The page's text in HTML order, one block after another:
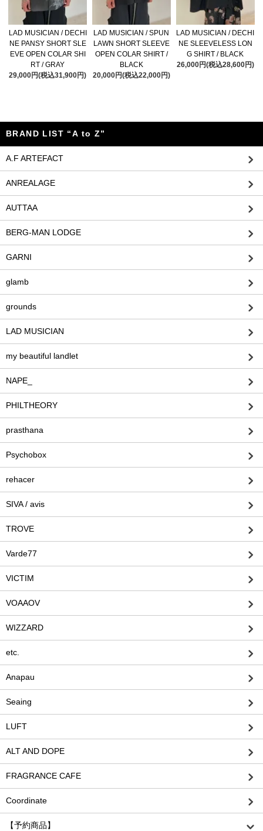
LAD MUSICIAN / DECHI
NE PANSY SHORT SLE
EVE OPEN COLAR SHI
RT / GRAY
29,000円(税込31,900円)
LAD MUSICIAN / SPUN
LAWN SHORT SLEEVE
OPEN COLAR SHIRT /
BLACK
20,000円(税込22,000円)
LAD MUSICIAN / DECHI
NE SLEEVELESS LON
G SHIRT / BLACK
26,000円(税込28,600円)
BRAND LIST “A to Z”
A.F ARTEFACT
ANREALAGE
AUTTAA
BERG-MAN LODGE
GARNI
glamb
grounds
LAD MUSICIAN
my beautiful landlet
NAPE_
PHILTHEORY
prasthana
Psychobox
rehacer
SIVA / avis
TROVE
Varde77
VICTIM
VOAAOV
WIZZARD
etc.
Anapau
Seaing
LUFT
ALT AND DOPE
FRAGRANCE CAFE
Coordinate
【予約商品】